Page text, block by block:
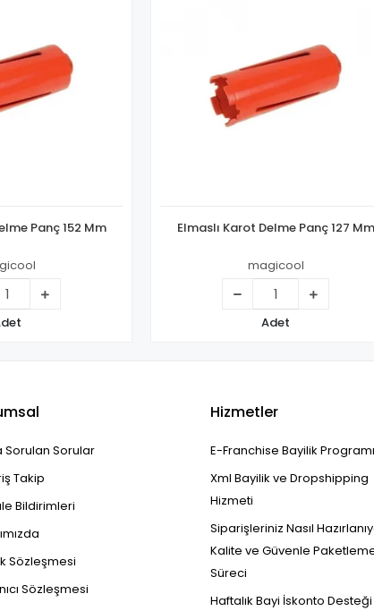
Panç 152 Mm Elmaslı Karot Delme Panç 127 Mm
magicool
Adet
Sorulan Sorular
Takip
Bildirimleri
Sözleşmesi
Sözleşmesi
Hizmetler
E-Franchise Bayilik Programı
Xml Bayilik ve Dropshipping
Hizmeti
Siparişleriniz Nasıl
Kalite ve Güvenle
Süreci
Haftalık Bayi İskonto Desteği